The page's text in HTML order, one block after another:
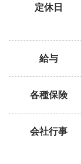
定休日
給与
各種保険
会社行事